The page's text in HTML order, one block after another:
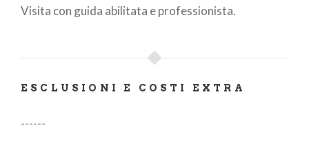
Visita con guida abilitata e professionista.
ESCLUSIONI E COSTI EXTRA
------